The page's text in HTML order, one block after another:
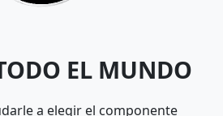
EL MUNDO
a elegir el componente